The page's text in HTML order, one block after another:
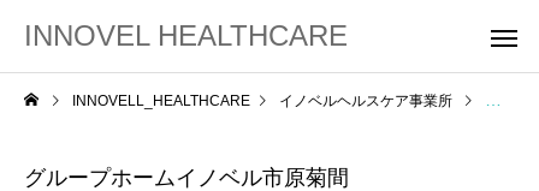
INNOVEL HEALTHCARE
INNOVELL_HEALTHCARE イノベルヘルスケア事業所 グルー
グループホームイノベル市原菊間